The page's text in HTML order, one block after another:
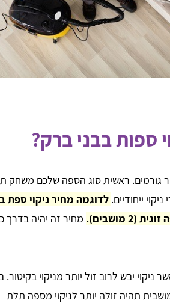
ספות בבני ברק?
גורמים. ראשית סוג הספה שלכם משחק
ייחודיים. לדוגמה מחיר ניקוי ספת
מחיר זה יהיה בדרך
יבש לרוב זול יותר מניקוי בקיטור.
תהיה זולה יותר לניקוי מספה תלת